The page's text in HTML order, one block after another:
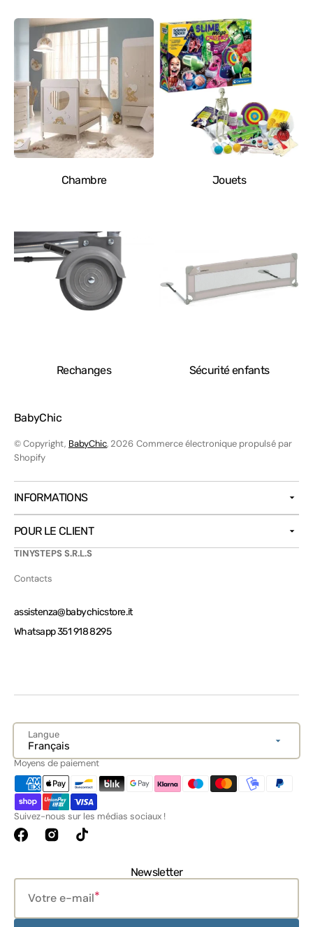
Chambre Jouets
Rechanges Sécurité enfants
BabyChic
© Copyright, BabyChic, 2026 Commerce électronique propulsé par
Shopify
INFORMATIONS
POUR LE CLIENT
TINYSTEPS S.R.L.S
Contacts
assistenza@babychicstore.it
Whatsapp 351 918 8295
Langue
Français
Moyens de paiement
Suivez-nous sur les médias sociaux !
FacebookInstagramTikTok
Newsletter
Votre e-mail